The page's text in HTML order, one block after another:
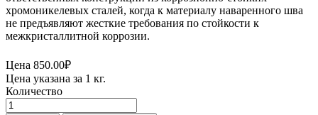
хромоникелевых сталей, когда к материалу наваренного шва
не предъявляют жесткие требования по стойкости к
межкристаллитной коррозии.
Цена 850.00₽
Цена указана за 1 кг.
Количество
Количество